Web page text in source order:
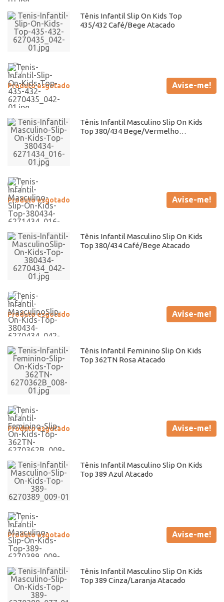
Tênis Infantil Slip On Kids Top
435/432 Café/Bege Atacado
Produto esgotado Avise-me!
Tênis Infantil Masculino Slip On Kids
Top 380/434 Bege/Vermelho
Produto esgotado Avise-me!
Tênis Infantil Masculino Slip On Kids
Top 380/434 Café/Bege Atacado
Produto esgotado Avise-me!
Tênis Infantil Feminino Slip On Kids
Top 362TN Rosa Atacado
Produto esgotado Avise-me!
Tênis Infantil Masculino Slip On Kids
Top 389 Azul Atacado
Produto esgotado Avise-me!
Tênis Infantil Masculino Slip On Kids
Top 389 Cinza/Laranja Atacado